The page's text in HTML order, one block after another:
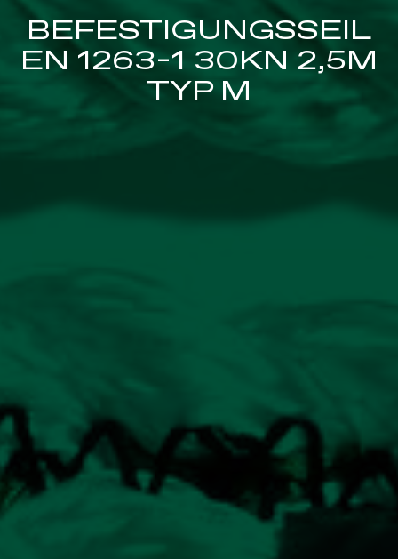
BEFESTIGUNGSSEIL
EN 1263-1 30KN 2,5M
TYP M